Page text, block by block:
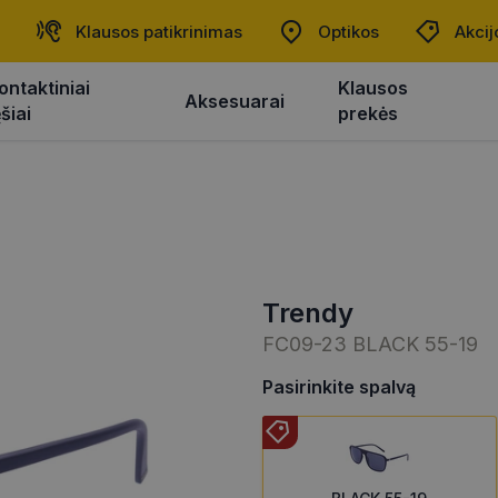
Klausos patikrinimas Optikos
Aksesuarai
Klausos
prekės
trendy
FC09-23 BLACK 55-19
Pasirinkite spalvą